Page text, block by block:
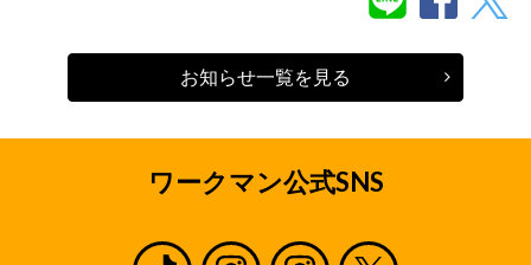
お知らせ一覧を見る
ワークマン公式SNS